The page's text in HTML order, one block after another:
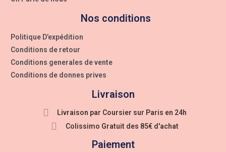
Nos conditions
Politique D’expédition
Conditions de retour
Conditions generales de vente
Conditions de donnes prives
Livraison
Livraison par Coursier sur Paris en 24h
Colissimo Gratuit des 85€ d'achat
Paiement